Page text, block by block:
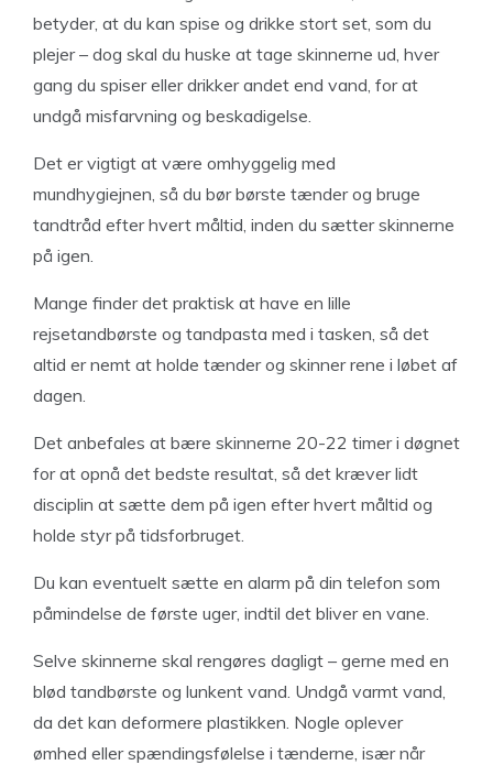
betyder, at du kan spise og drikke stort set, som du
plejer – dog skal du huske at tage skinnerne ud, hver
gang du spiser eller drikker andet end vand, for at
undgå misfarvning og beskadigelse.
Det er vigtigt at være omhyggelig med
mundhygiejnen, så du bør børste tænder og bruge
tandtråd efter hvert måltid, inden du sætter skinnerne
på igen.
Mange finder det praktisk at have en lille
rejsetandbørste og tandpasta med i tasken, så det
altid er nemt at holde tænder og skinner rene i løbet af
dagen.
Det anbefales at bære skinnerne 20-22 timer i døgnet
for at opnå det bedste resultat, så det kræver lidt
disciplin at sætte dem på igen efter hvert måltid og
holde styr på tidsforbruget.
Du kan eventuelt sætte en alarm på din telefon som
påmindelse de første uger, indtil det bliver en vane.
Selve skinnerne skal rengøres dagligt – gerne med en
blød tandbørste og lunkent vand. Undgå varmt vand,
da det kan deformere plastikken. Nogle oplever
ømhed eller spændingsfølelse i tænderne, især når